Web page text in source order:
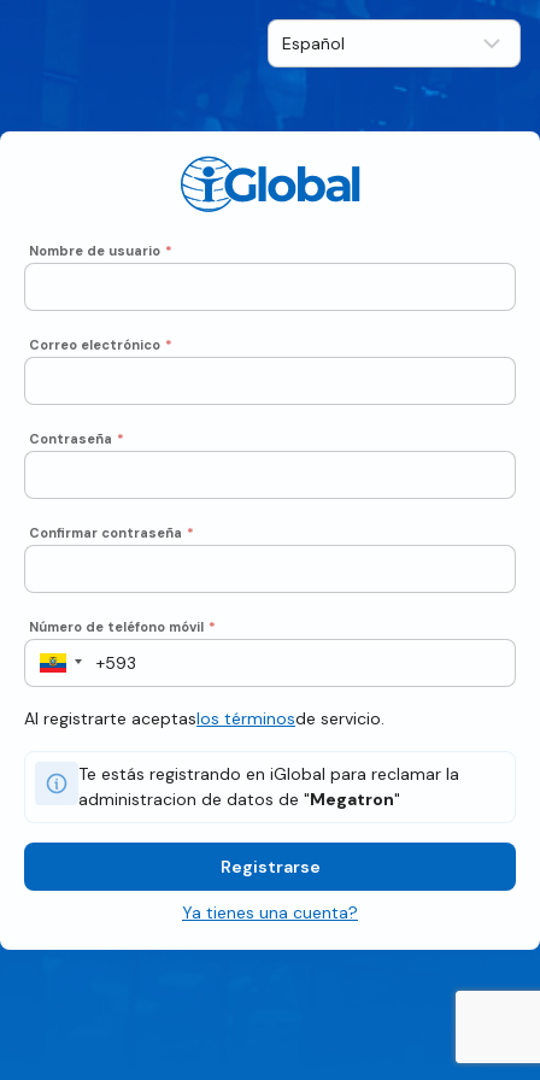
Nombre de usuario *
Correo electrónico *
Contraseña *
Confirmar contraseña *
Número de teléfono móvil *
Al registrarte aceptaslos términosde servicio.
Te estás registrando en iGlobal para reclamar la
administracion de datos de "Megatron"
Registrarse
Ya tienes una cuenta?